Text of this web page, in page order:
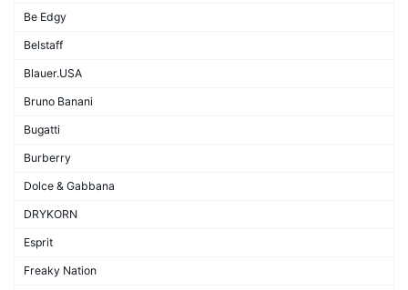
Be Edgy
Belstaff
Blauer.USA
Bruno Banani
Bugatti
Burberry
Dolce & Gabbana
DRYKORN
Esprit
Freaky Nation